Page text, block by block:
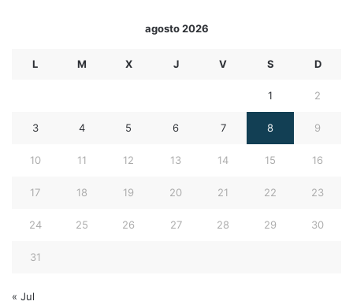
agosto 2026
L M X J V S D
1 2
3 4 5 6 7 8 9
10 11 12 13 14 15 16
17 18 19 20 21 22 23
24 25 26 27 28 29 30
31
« Jul